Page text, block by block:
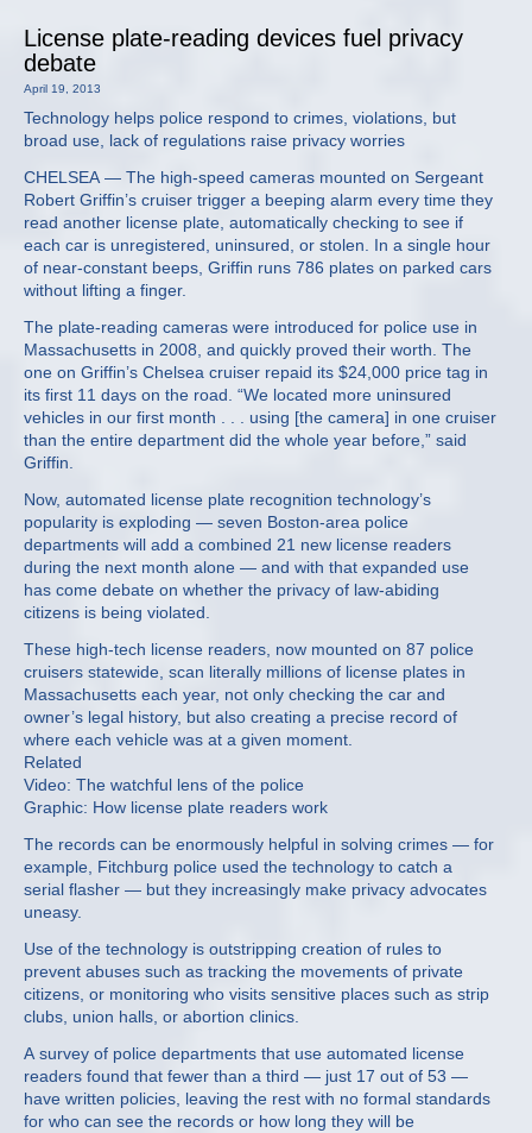
License plate-reading devices fuel privacy
debate
April 19, 2013
Technology helps police respond to crimes, violations, but
broad use, lack of regulations raise privacy worries
CHELSEA — The high-speed cameras mounted on Sergeant
Robert Griffin’s cruiser trigger a beeping alarm every time they
read another license plate, automatically checking to see if
each car is unregistered, uninsured, or stolen. In a single hour
of near-constant beeps, Griffin runs 786 plates on parked cars
without lifting a finger.
The plate-reading cameras were introduced for police use in
Massachusetts in 2008, and quickly proved their worth. The
one on Griffin’s Chelsea cruiser repaid its $24,000 price tag in
its first 11 days on the road. “We located more uninsured
vehicles in our first month . . . using [the camera] in one cruiser
than the entire department did the whole year before,” said
Griffin.
Now, automated license plate recognition technology’s
popularity is exploding — seven Boston-area police
departments will add a combined 21 new license readers
during the next month alone — and with that expanded use
has come debate on whether the privacy of law-abiding
citizens is being violated.
These high-tech license readers, now mounted on 87 police
cruisers statewide, scan literally millions of license plates in
Massachusetts each year, not only checking the car and
owner’s legal history, but also creating a precise record of
where each vehicle was at a given moment.
Related
Video: The watchful lens of the police
Graphic: How license plate readers work
The records can be enormously helpful in solving crimes — for
example, Fitchburg police used the technology to catch a
serial flasher — but they increasingly make privacy advocates
uneasy.
Use of the technology is outstripping creation of rules to
prevent abuses such as tracking the movements of private
citizens, or monitoring who visits sensitive places such as strip
clubs, union halls, or abortion clinics.
A survey of police departments that use automated license
readers found that fewer than a third — just 17 out of 53 —
have written policies, leaving the rest with no formal standards
for who can see the records or how long they will be